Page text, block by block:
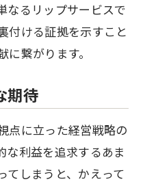
なるリップサービスで
付ける証拠を示すこと
繋がります。
期待
点に立った経営戦略の
な利益を追求するあま
てしまうと、かえって